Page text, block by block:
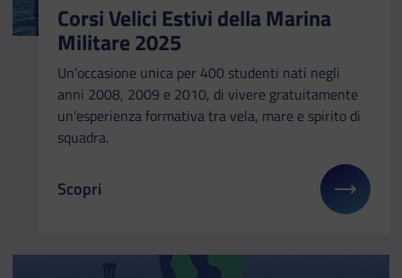
Corsi Velici Estivi della Marina
Militare 2025
Un’occasione unica per 400 studenti nati negli
anni 2008, 2009 e 2010, di vivere gratuitamente
un’esperienza formativa tra vela, mare e spirito di
squadra.
Il link ti porterà ad avere maggiori dettagli su:
Scopri